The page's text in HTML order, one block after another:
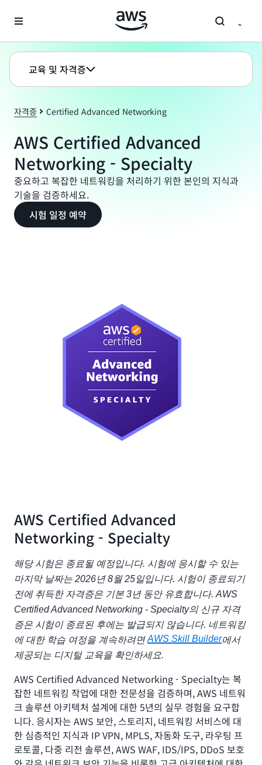
교육 및 자격증
자격증 Certified Advanced Networking
AWS Certified Advanced
Networking - Specialty
중요하고 복잡한 네트워킹을 처리하기 위한 본인의 지식과
기술을 검증하세요.
시험 일정 예약
AWS Certified Advanced
Networking - Specialty
해당 시험은 종료될 예정입니다. 시험에 응시할 수 있는
마지막 날짜는 2026년 8월 25일입니다. 시험이 종료되기
전에 취득한 자격증은 기본 3년 동안 유효합니다. AWS
Certified Advanced Networking - Specialty의 신규 자격
증은 시험이 종료된 후에는 발급되지 않습니다. 네트워킹
에 대한 학습 여정을 계속하려면AWS Skill Builder에서
제공되는 디지털 교육을 확인하세요.
AWS Certified Advanced Networking - Specialty는 복
잡한 네트워킹 작업에 대한 전문성을 검증하며, AWS 네트워
크 솔루션 아키텍처 설계에 대한 5년의 실무 경험을 요구합
니다. 응시자는 AWS 보안, 스토리지, 네트워킹 서비스에 대
한 심층적인 지식과 IP VPN, MPLS, 자동화 도구, 라우팅 프
로토콜, 다중 리전 솔루션, AWS WAF, IDS/IPS, DDoS 보호